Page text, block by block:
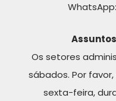
WhatsApp:
Os setores
sábados. Por
sexta-feira,